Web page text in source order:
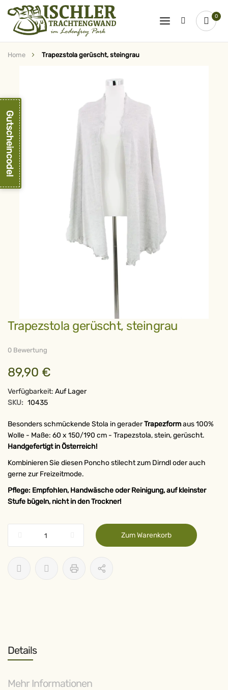
0
Home Trapezstola gerüscht, steingrau
springen
Zum
Anfang
springen
Trapezstola gerüscht, steingrau
0 Bewertung
89,90 €
Verfügbarkeit: Auf Lager
SKU: 10435
Besonders schmückende Stola in geraderTrapezformaus 100%
Wolle - Maße: 60 x 150/190 cm - Trapezstola, stein, gerüscht.
Handgefertigt in Österreich!
Kombinieren Sie diesen Poncho stilecht zum Dirndl oder auch
gerne zur Freizeitmode.
Pflege: Empfohlen, Handwäsche oder Reinigung, auf kleinster
Stufe bügeln, nicht in den Trockner!
Zum Warenkorb
Details
Mehr Informationen
Gutscheincode!